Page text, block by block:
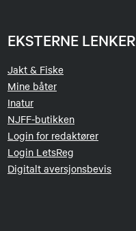
EKSTERNE LENKER
Jakt & Fiske
Mine båter
Inatur
NJFF-butikken
Login for redaktører
Login LetsReg
Digitalt aversjonsbevis